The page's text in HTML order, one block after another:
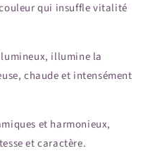
qui insuffle vitalité
illumine la
chaude et intensément
et harmonieux,
et caractère.